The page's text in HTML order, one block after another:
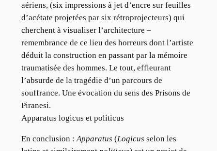
aériens, (six impressions à jet d’encre sur feuilles
d’acétate projetées par six rétroprojecteurs) qui
cherchent à visualiser l’architecture –
remembrance de ce lieu des horreurs dont l’artiste
déduit la construction en passant par la mémoire
traumatisée des hommes. Le tout, effleurant
l’absurde de la tragédie d’un parcours de
souffrance. Une évocation du sens des Prisons de
Piranesi.
Apparatus logicus et politicus
En conclusion :Apparatus (Logicus selon les